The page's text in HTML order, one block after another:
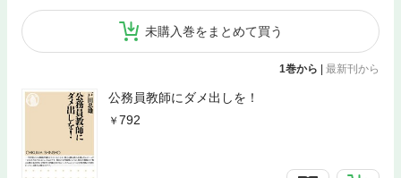
未購入巻をまとめて買う
1巻から | 最新刊から
公務員教師にダメ出しを！
792